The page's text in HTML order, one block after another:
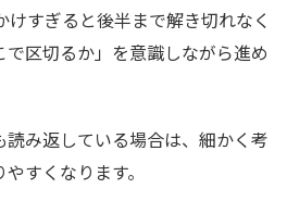
けすぎると後半まで解き切れなく
区切るか」を意識しながら進め
み返している場合は、細かく考
すくなります。